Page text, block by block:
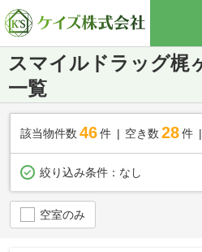
スマイルドラッグ梶
一覧
該当物件数 46件 空き数 28 件
絞り込み条件： なし
空室のみ